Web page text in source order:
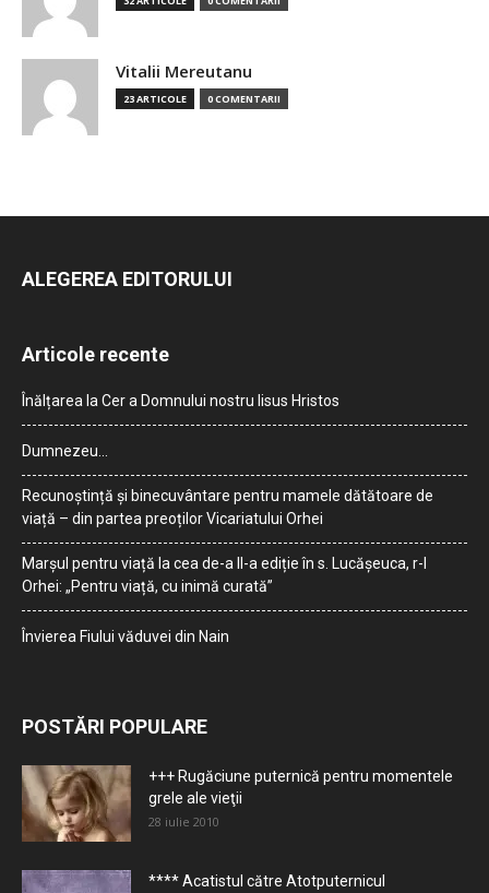
Vitalii Mereutanu
23 ARTICOLE 0 COMENTARII
ALEGEREA EDITORULUI
Articole recente
Înălțarea la Cer a Domnului nostru Iisus Hristos
Dumnezeu…
Recunoștință și binecuvântare pentru mamele dătătoare de
viață – din partea preoților Vicariatului Orhei
Marșul pentru viață la cea de-a II-a ediție în s. Lucășeuca, r-l
Orhei: „Pentru viață, cu inimă curată”
Învierea Fiului văduvei din Nain
POSTĂRI POPULARE
+++ Rugăciune puternică pentru momentele
grele ale vieţii
28 iulie 2010
**** Acatistul către Atotputernicul